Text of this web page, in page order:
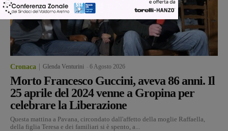
Cronaca Glenda Venturini 6 Agosto 2026
Morto Francesco Guccini, aveva 86 anni. Il
25 aprile del 2024 venne a Gropina per
celebrare la Liberazione
Questa mattina a Pavana, circondato dall'affetto della moglie Raffaella,
della figlia Teresa e dei familiari si è spento, a...